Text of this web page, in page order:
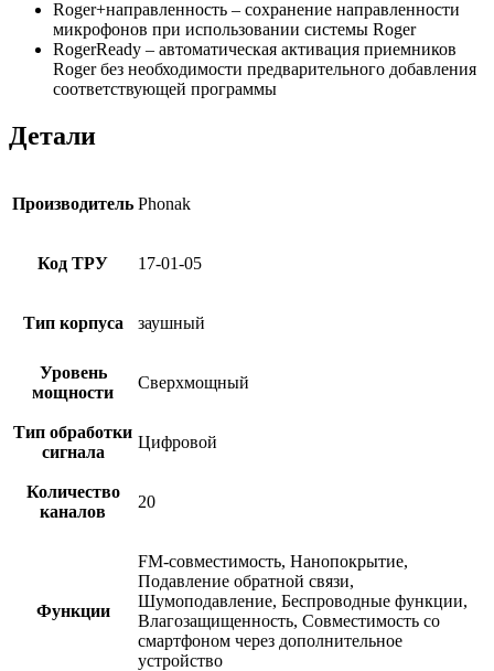
Roger+направленность – сохранение направленности
микрофонов при использовании системы Roger
RogerReady – автоматическая активация приемников
Roger без необходимости предварительного добавления
соответствующей программы
Детали
Производитель Phonak
Код ТРУ 17-01-05
Тип корпуса заушный
Уровень
мощности
Сверхмощный
Тип обработки
сигнала
Цифровой
Количество
каналов
20
Функции
FM-совместимость, Нанопокрытие,
Подавление обратной связи,
Шумоподавление, Беспроводные функции,
Влагозащищенность, Совместимость со
смартфоном через дополнительное
устройство